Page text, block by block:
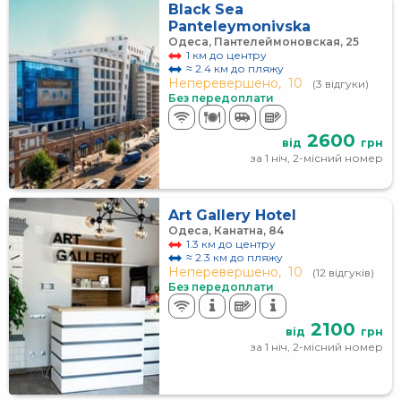
Black Sea
Panteleymonivska
Одеса, Пантелеймоновская, 25
1 км до центру
≈ 2.4 км до пляжу
Неперевершено, 10
(3 відгуки)
Без передоплати
від 2600 грн
за 1 ніч, 2-місний номер
Art Gallery Hotel
Одеса, Канатна, 84
1.3 км до центру
≈ 2.3 км до пляжу
Неперевершено, 10
(12 відгуків)
Без передоплати
від 2100 грн
за 1 ніч, 2-місний номер